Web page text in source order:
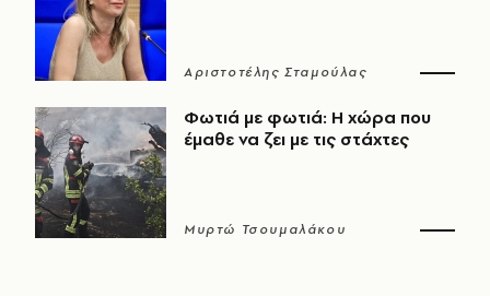
Αριστοτέλης Σταμούλας
Φωτιά με φωτιά: Η χώρα που
έμαθε να ζει με τις στάχτες
Μυρτώ Τσουμαλάκου